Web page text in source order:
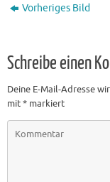
Vorheriges Bild
Schreibe einen
Deine E-Mail-Adresse
mit* markiert